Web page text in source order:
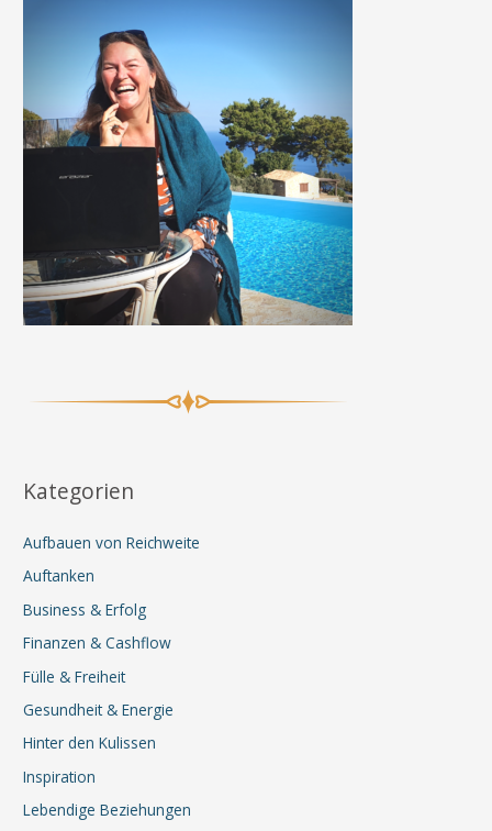
Kategorien
Aufbauen von Reichweite
Auftanken
Business & Erfolg
Finanzen & Cashflow
Fülle & Freiheit
Gesundheit & Energie
Hinter den Kulissen
Inspiration
Lebendige Beziehungen